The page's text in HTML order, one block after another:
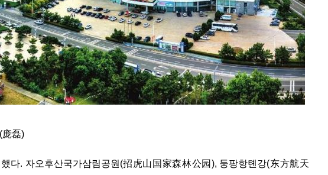
庞磊)
다. 자오후산국가삼림공원(招虎山国家森林公园), 둥팡항톈강(东方航天